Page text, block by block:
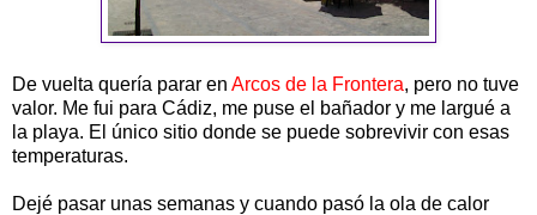
De vuelta quería parar en Arcos de la Frontera, pero no tuve
valor. Me fui para Cádiz, me puse el bañador y me largué a
la playa. El único sitio donde se puede sobrevivir con esas
temperaturas.
Dejé pasar unas semanas y cuando pasó la ola de calor